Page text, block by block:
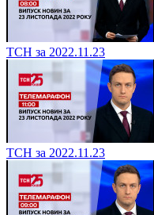
ТСН за 2022.11.23
ТСН за 2022.11.23